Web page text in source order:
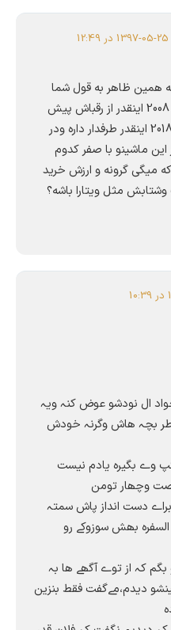
1397-05-25 در 12:49
همین ظاهر به قول شما
قدیمی تو همون سال 2008 اینقدر از رقباش پیش
بوده که هنوزم تا سال2018 اینقدر طرفدار داره ودر
ماشینو با صفر کدوم
میگی گرونه و ارزش خرید
مثل ویتارا باشه؟
ال نودشو عوض کنہ ویہ
بچہ ھاش وگرنہ خودش
وے بگیرہ یادم نیست
وچھار تومن
براے دست انداز پاش سمتہ
السفرہ بھش سوزوکے رو
کہ از توے آگھے ھا بہ
دیدم،مےگفت فقط بنزین